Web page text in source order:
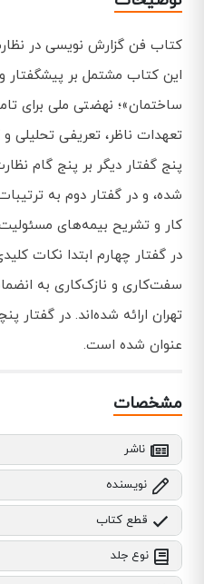
کتاب فن گزارش نویسی در
ساختمان»؛ نهضتی ملی برای
تعهدات ناظر، تعریفی تحلیلی
پنج گفتار دیگر بر پنج گام
شده، و در گفتار دوم به
کار و تشریح بیمه‌های
در گفتار چهارم ابتدا نکات
سفت‌کاری و نازک‌کاری به
تهران ارائه شده‌اند. در
عنوان شده است.
مشخصات
ناشر
نویسنده
قطع کتاب
نوع جلد